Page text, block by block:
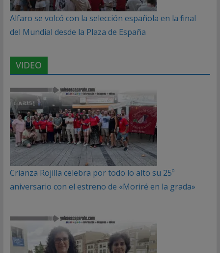
Alfaro se volcó con la selección española en la final
del Mundial desde la Plaza de España
VIDEO
Crianza Rojilla celebra por todo lo alto su 25º
aniversario con el estreno de «Moriré en la grada»